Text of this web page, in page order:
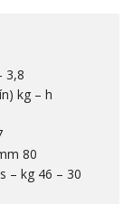
3,8
kg – h
80
– kg 46 – 30